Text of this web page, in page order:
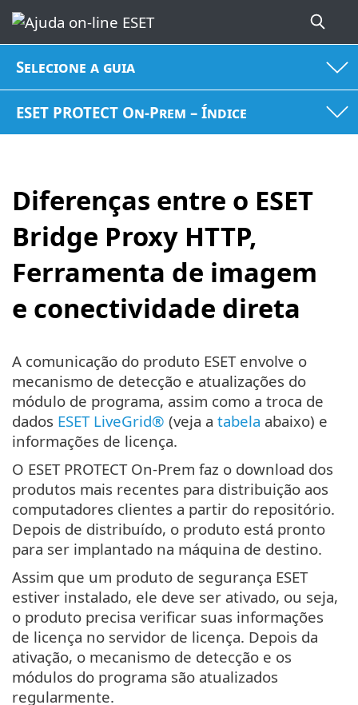
Selecione a guia
ESET PROTECT On-Prem – Índice
Diferenças entre o ESET
Bridge Proxy HTTP,
Ferramenta de imagem
e conectividade direta
A comunicação do produto ESET envolve o
mecanismo de detecção e atualizações do
módulo de programa, assim como a troca de
dados ESET LiveGrid® (veja a tabela abaixo) e
informações de licença.
O ESET PROTECT On-Prem faz o download dos
produtos mais recentes para distribuição aos
computadores clientes a partir do repositório.
Depois de distribuído, o produto está pronto
para ser implantado na máquina de destino.
Assim que um produto de segurança ESET
estiver instalado, ele deve ser ativado, ou seja,
o produto precisa verificar suas informações
de licença no servidor de licença. Depois da
ativação, o mecanismo de detecção e os
módulos do programa são atualizados
regularmente.